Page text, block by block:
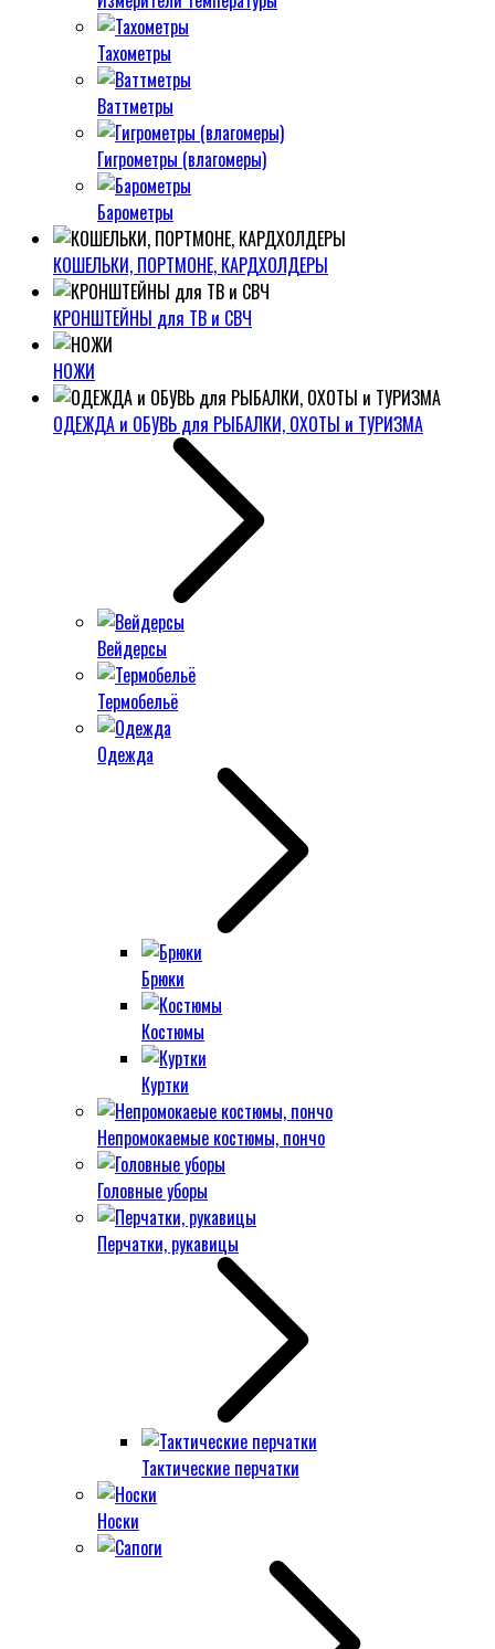
Тахометры
Ваттметры
Гигрометры (влагомеры)
Барометры
КОШЕЛЬКИ, ПОРТМОНЕ, КАРДХОЛДЕРЫ
КРОНШТЕЙНЫ для ТВ и СВЧ
НОЖИ
ОДЕЖДА и ОБУВЬ для РЫБАЛКИ, ОХОТЫ и ТУРИЗМА
Вейдерсы
Термобельё
Одежда
Брюки
Костюмы
Куртки
Непромокаемые костюмы, пончо
Головные уборы
Перчатки, рукавицы
Тактические перчатки
Носки